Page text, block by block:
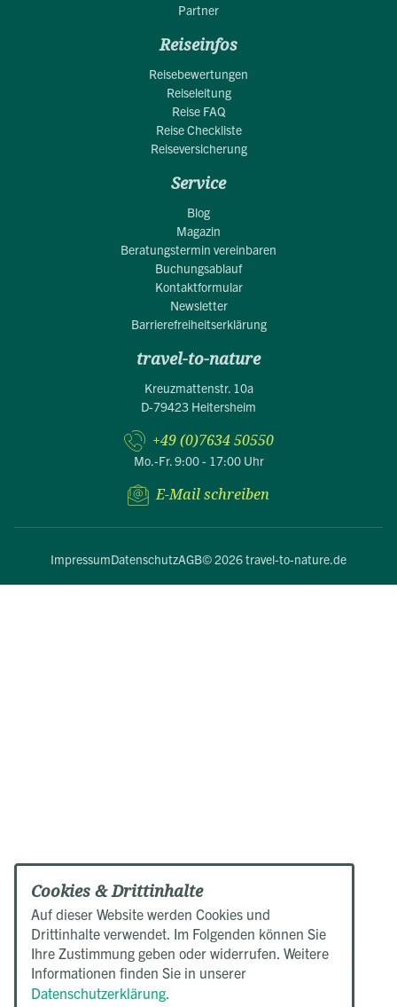
Partner
Reiseinfos
Reisebewertungen
Reiseleitung
Reise FAQ
Reise Checkliste
Reiseversicherung
Service
Blog
Magazin
Beratungstermin vereinbaren
Buchungsablauf
Kontaktformular
Newsletter
Barrierefreiheitserklärung
travel-to-nature
Kreuzmattenstr. 10a
D-79423 Heitersheim
+49 (0)7634 50550
Mo.-Fr. 9:00 - 17:00 Uhr
E-Mail schreiben
ImpressumDatenschutzAGB© 2026 travel-to-nature.de
Cookies & Drittinhalte
Auf dieser Website werden Cookies und
Drittinhalte verwendet. Im Folgenden können Sie
Ihre Zustimmung geben oder widerrufen. Weitere
Informationen finden Sie in unserer
Datenschutzerklärung.